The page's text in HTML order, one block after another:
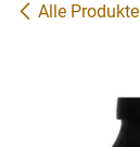
Alle Produkte